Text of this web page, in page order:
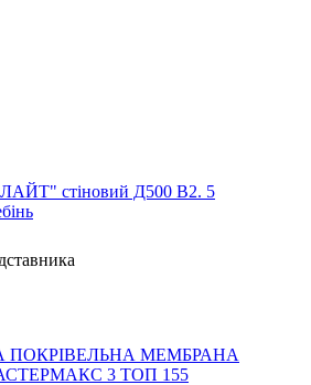
стіновий Д500 В2. 5